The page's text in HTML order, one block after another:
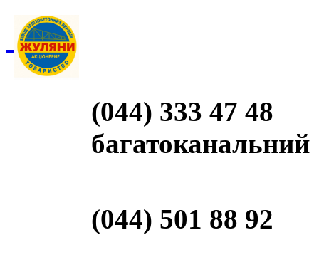
(044) 333 47 48
багатоканальний
(044) 501 88 92